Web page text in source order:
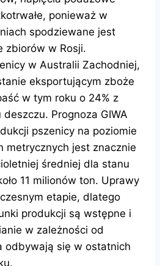
ponieważ w
spodziewane jest
zbiorów w Rosji.
w Australii Zachodniej,
eksportującym zboże
w tym roku o 24% z
Prognoza GIWA
pszenicy na poziomie
metrycznych jest znacznie
średniej dla stanu
11 milionów ton. Uprawy
etapie, dlatego
produkcji są wstępne i
w zależności od
odbywają się w ostatnich